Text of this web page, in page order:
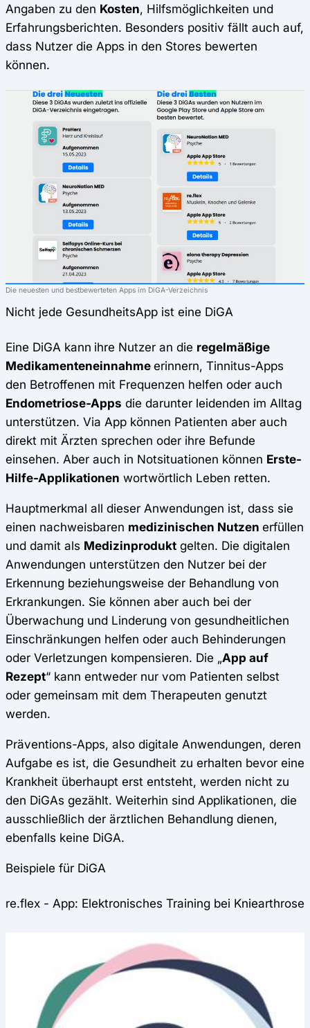
Angaben zu den Kosten, Hilfsmöglichkeiten und
Erfahrungsberichten. Besonders positiv fällt auch auf,
dass Nutzer die Apps in den Stores bewerten
können.
Die neuesten und bestbewerteten Apps im DiGA-Verzeichnis
Nicht jede GesundheitsApp ist eine DiGA
Eine DiGA kann ihre Nutzer an die regelmäßige
Medikamenteneinnahmeerinnern, Tinnitus-Apps
den Betroffenen mit Frequenzen helfen oder auch
Endometriose-Apps die darunter leidenden im Alltag
unterstützen. Via App können Patienten aber auch
direkt mit Ärzten sprechen oder ihre Befunde
einsehen. Aber auch in Notsituationen können Erste-
Hilfe-Applikationen wortwörtlich Leben retten.
Hauptmerkmal all dieser Anwendungen ist, dass sie
einen nachweisbaren medizinischen Nutzen erfüllen
und damit als Medizinprodukt gelten. Die digitalen
Anwendungen unterstützen den Nutzer bei der
Erkennung beziehungsweise der Behandlung von
Erkrankungen. Sie können aber auch bei der
Überwachung und Linderung von gesundheitlichen
Einschränkungen helfen oder auch Behinderungen
oder Verletzungen kompensieren. Die „App auf
Rezept“ kann entweder nur vom Patienten selbst
oder gemeinsam mit dem Therapeuten genutzt
werden.
Präventions-Apps, also digitale Anwendungen, deren
Aufgabe es ist, die Gesundheit zu erhalten bevor eine
Krankheit überhaupt erst entsteht, werden nicht zu
den DiGAs gezählt. Weiterhin sind Applikationen, die
ausschließlich der ärztlichen Behandlung dienen,
ebenfalls keine DiGA.
Beispiele für DiGA
re.flex - App: Elektronisches Training bei Kniearthrose